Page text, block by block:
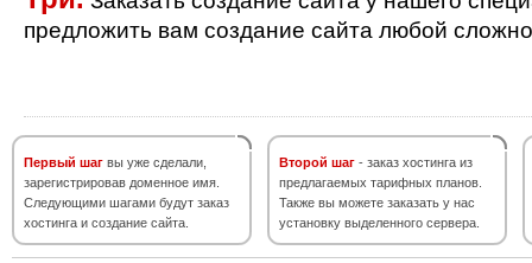
предложить вам создание сайта любой
Первый шаг вы уже сделали,
зарегистрировав доменное имя.
Следующими шагами будут заказ
хостинга и создание сайта.
Второй шаг - заказ хостинга из
предлагаемых тарифных планов.
Также вы можете заказать у нас
установку выделенного сервера.